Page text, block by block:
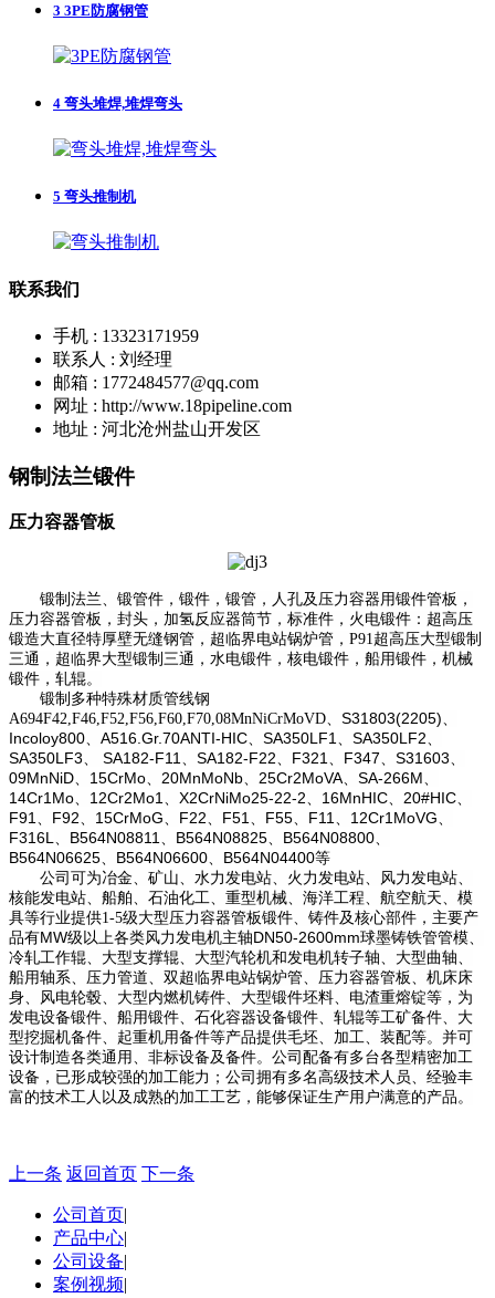
3 3PE防腐钢管
4 弯头堆焊,堆焊弯头
5 弯头推制机
联系我们
手机 : 13323171959
联系人 : 刘经理
邮箱 : 1772484577@qq.com
网址 : http://www.18pipeline.com
地址 : 河北沧州盐山开发区
钢制法兰锻件
压力容器管板
锻制法兰、锻管件，锻件，锻管，人孔及压力容器用锻件管板，
压力容器管板，封头，加氢反应器筒节，标准件，火电锻件：超高压
锻造大直径特厚壁无缝钢管，超临界电站锅炉管，P91超高压大型锻制
三通，超临界大型锻制三通，水电锻件，核电锻件，船用锻件，机械
锻件，轧辊。
锻制多种特殊材质管线钢
A694F42,F46,F52,F56,F60,F70,08MnNiCrMoVD、 S31803(2205)、
Incoloy800、 A516.Gr.70ANTI-HIC、 SA350LF1、 SA350LF2、
SA350LF3、 SA182-F11、 SA182-F22、 F321、 F347、 S31603、
09MnNiD、 15CrMo、 20MnMoNb、 25Cr2MoVA、 SA-266M、
14Cr1Mo、 12Cr2Mo1、 X2CrNiMo25-22-2、 16MnHIC、 20#HIC、
F91、 F92、 15CrMoG、 F22、 F51、 F55、 F11、 12Cr1MoVG、
F316L、 B564N08811、 B564N08825、 B564N08800、
B564N06625、 B564N06600、 B564N04400等
公司可为冶金、矿山、水力发电站、火力发电站、风力发电站、
核能发电站、船舶、石油化工、重型机械、海洋工程、航空航天、模
具等行业提供1-5级大型压力容器管板锻件、铸件及核心部件，主要产
品有MW级以上各类风力发电机主轴DN50-2600mm球墨铸铁管管模、
冷轧工作辊、大型支撑辊、大型汽轮机和发电机转子轴、大型曲轴、
船用轴系、压力管道、双超临界电站锅炉管、压力容器管板、机床床
身、风电轮毂、大型内燃机铸件、大型锻件坯料、电渣重熔锭等，为
发电设备锻件、船用锻件、石化容器设备锻件、轧辊等工矿备件、大
型挖掘机备件、起重机用备件等产品提供毛坯、加工、装配等。并可
设计制造各类通用、非标设备及备件。公司配备有多台各型精密加工
设备，已形成较强的加工能力；公司拥有多名高级技术人员、经验丰
富的技术工人以及成熟的加工工艺，能够保证生产用户满意的产品。
上一条 返回首页 下一条
公司首页|
产品中心|
公司设备|
案例视频|